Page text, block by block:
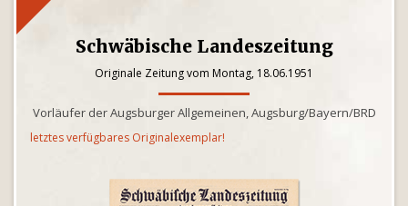
Schwäbische Landeszeitung
Originale Zeitung vom Montag, 18.06.1951
Vorläufer der Augsburger Allgemeinen, Augsburg/Bayern/BRD
letztes verfügbares Originalexemplar!